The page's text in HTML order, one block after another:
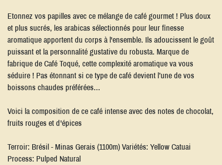
Etonnez vos papilles avec ce mélange de café gourmet ! Plus doux
et plus sucrés, les arabicas sélectionnés pour leur finesse
aromatique apportent du corps à l'ensemble. Ils adoucissent le goût
puissant et la personnalité gustative du robusta. Marque de
fabrique de Café Toqué, cette complexité aromatique va vous
séduire ! Pas étonnant si ce type de café devient l’une de vos
boissons chaudes préférées…
Voici la composition de ce café intense avec des notes de chocolat,
fruits rouges et d'épices
Terroir: Brésil - Minas Gerais (1100m) Variétés: Yellow Catuai
Process: Pulped Natural